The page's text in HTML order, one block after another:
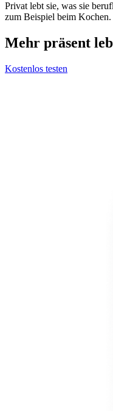
Privat lebt sie, was sie
zum Beispiel beim Kochen.
Mehr präsent
Kostenlos testen